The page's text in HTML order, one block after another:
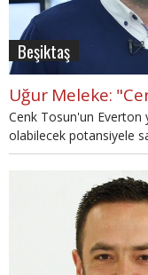
Beşiktaş
Cenk Tosun'un
olabilecek potansiyele
Uğur Meleke, Cenk